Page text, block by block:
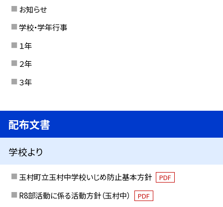
お知らせ
学校・学年行事
１年
２年
３年
配布文書
学校より
玉村町立玉村中学校いじめ防止基本方針 PDF
R8部活動に係る活動方針（玉村中） PDF